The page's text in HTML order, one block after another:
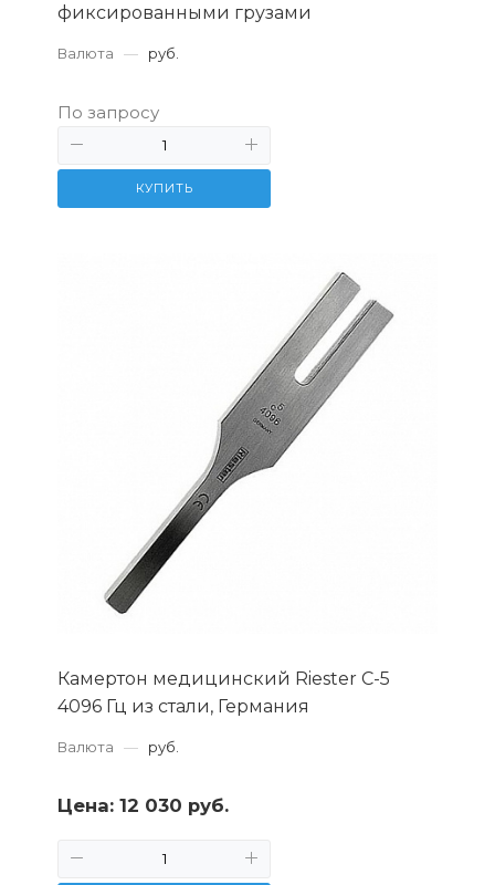
фиксированными грузами
Валюта — руб.
По запросу
КУПИТЬ
Камертон медицинский Riester С-5
4096 Гц из стали, Германия
Валюта — руб.
Цена: 12 030 руб.